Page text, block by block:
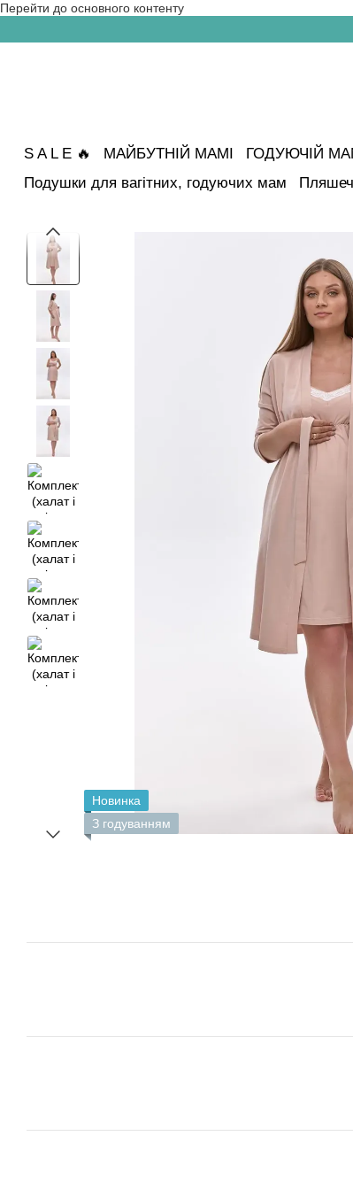
Перейти до основного контенту
S A L E 🔥 МАЙБУТНІЙ МАМІ ГОДУЮЧІЙ
Подушки для вагітних, годуючих мам
Новинка
З годуванням